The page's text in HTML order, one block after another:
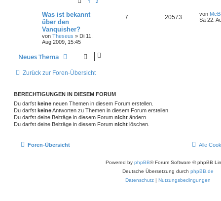
1 2
Was ist bekannt
über den
Vanquisher?
von Theseus » Di 11.
Aug 2009, 15:45
7 20573 von
Sa 22.
Neues Thema
Zurück zur Foren-Übersicht
BERECHTIGUNGEN IN DIESEM FORUM
Du darfst keine neuen Themen in diesem Forum erstellen.
Du darfst keineAntworten zu Themen in diesem Forum erstellen.
Du darfst deine Beiträge in diesem Forum nicht ändern.
Du darfst deine Beiträge in diesem Forum nicht löschen.
Foren-Übersicht Alle
Powered by phpBB® Forum Software © phpBB
Deutsche Übersetzung durch phpBB.de
Datenschutz | Nutzungsbedingungen